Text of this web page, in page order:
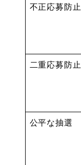
不正応募防止
二重応募防止
公平な抽選